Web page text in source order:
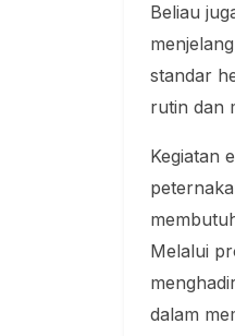
Beliau
standar
rutin dan
Kegiatan
Melalui
dalam